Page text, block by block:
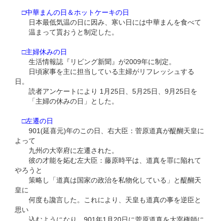
□中華まんの日＆ホットケーキの日
日本最低気温の日に因み、寒い日には中華まんを食べて
温まって貰おうと制定した。
□主婦休みの日
生活情報誌『リビング新聞』が2009年に制定。
日頃家事を主に担当している主婦がリフレッシュする
日。
読者アンケートにより 1月25日、5月25日、9月25日を
「主婦の休みの日」とした。
□左遷の日
901(延喜元)年のこの日、右大臣：菅原道真が醍醐天皇に
よって
九州の大宰府に左遷された。
彼の才能を妬む左大臣：藤原時平は、道真を罪に陥れて
やろうと
策略し「道真は国家の政治を私物化している」と醍醐天
皇に
何度も讒言した。これにより、天皇も道真の事を逆臣と
思い